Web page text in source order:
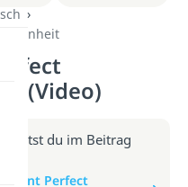
(Video)
du im Beitrag
Perfect